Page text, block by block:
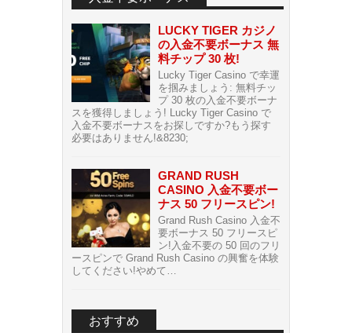
LUCKY TIGER カジノ
の入金不要ボーナス 無
料チップ 30 枚!
Lucky Tiger Casino で幸運
を掴みましょう: 無料チッ
プ 30 枚の入金不要ボーナ
スを獲得しましょう! Lucky Tiger Casino で
入金不要ボーナスをお探しですか?もう探す
必要はありません!&8230;
GRAND RUSH
CASINO 入金不要ボー
ナス 50 フリースピン!
Grand Rush Casino 入金不
要ボーナス 50 フリースピ
ン!入金不要の 50 回のフリ
ースピンで Grand Rush Casino の興奮を体験
してください!やめて…
おすすめ